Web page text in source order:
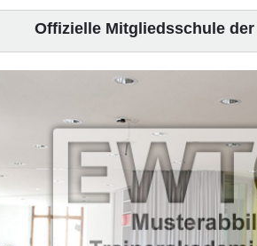
Offizielle Mitgliedsschule der